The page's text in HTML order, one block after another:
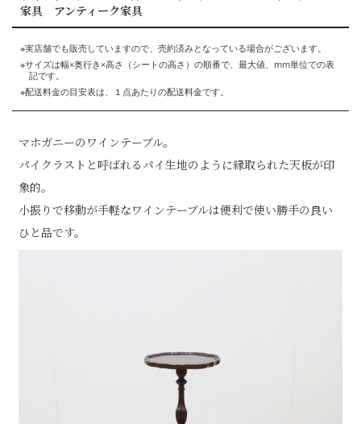
家具 アンティーク家具
※実店舗でも販売していますので、売約済みとなっている場合がございます。
※サイズは幅×奥行き×高さ（シートの高さ）の順番で、最大値、mm単位での表
記です。
※配送料金の目安表は、１点あたりの配送料金です。
マホガニーのワインテーブル。
パイクラストと呼ばれるパイ生地のように縁取られた天板が印
象的。
小振りで移動が手軽なワインテーブルは便利で使い勝手の良い
ひと品です。